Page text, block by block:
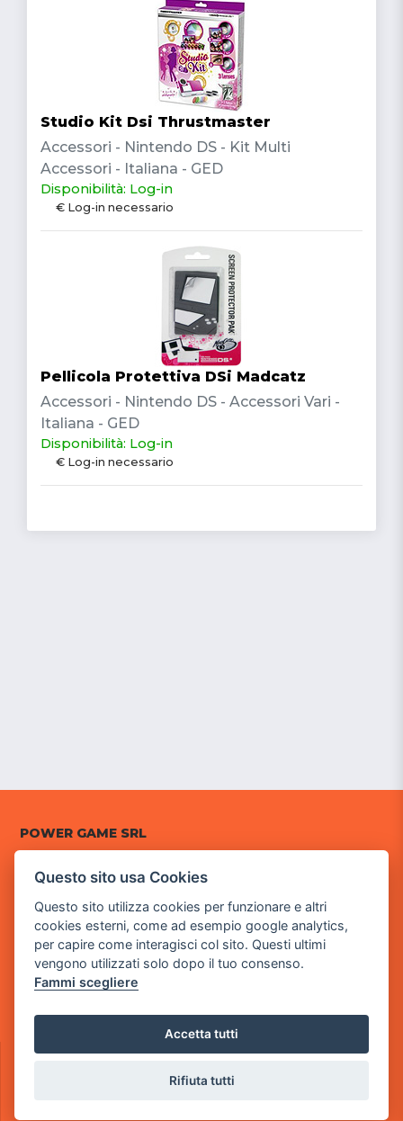
Studio Kit Dsi Thrustmaster
Accessori - Nintendo DS - Kit Multi
Accessori - Italiana - GED
Disponibilità: Log-in
€ Log-in necessario
Pellicola Protettiva DSi Madcatz
Accessori - Nintendo DS - Accessori Vari -
Italiana - GED
Disponibilità: Log-in
€ Log-in necessario
POWER GAME SRL
Sede Legale
- 25014 Castenedolo, Brescia
Sede Operativa
via Industriale, 2 - 25082 Botticino, BS
Cod. SDI: RMRCWXR
CONTATTI
e-mail: info@powergame.it
Questo sito usa Cookies
Questo sito utilizza cookies per funzionare e altri
cookies esterni, come ad esempio google analytics,
per capire come interagisci col sito. Questi ultimi
vengono utilizzati solo dopo il tuo consenso.
Fammi scegliere
Accetta tutti
Rifiuta tutti